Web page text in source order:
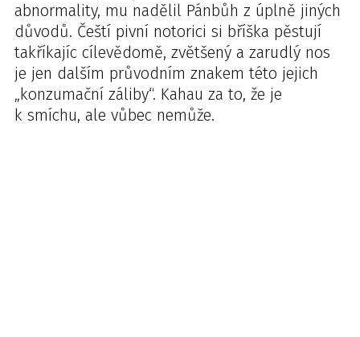
abnormality, mu nadělil Pánbůh z úplně jiných
důvodů. Čeští pivní notorici si bříška pěstují
takříkajíc cílevědomě, zvětšený a zarudlý nos
je jen dalším průvodním znakem této jejich
„konzumační záliby“. Kahau za to, že je
k smíchu, ale vůbec nemůže.